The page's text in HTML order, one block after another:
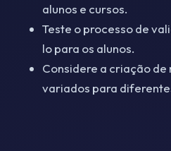
alunos e cursos.
Teste o processo de
lo para os alunos.
Considere a criação
variados para